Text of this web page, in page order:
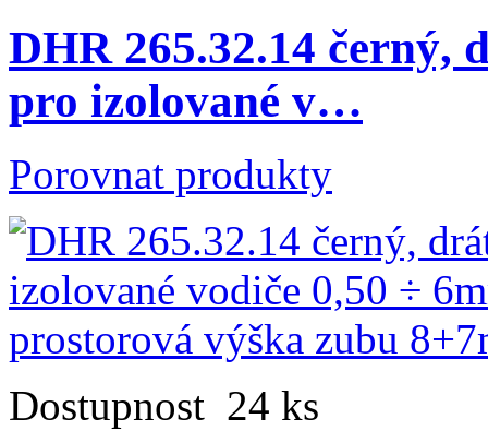
DHR 265.32.14 černý,
pro izolované v…
Porovnat produkty
Dostupnost 24 ks